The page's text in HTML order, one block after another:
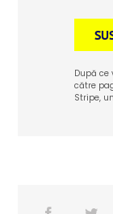
După ce
către
Stripe,